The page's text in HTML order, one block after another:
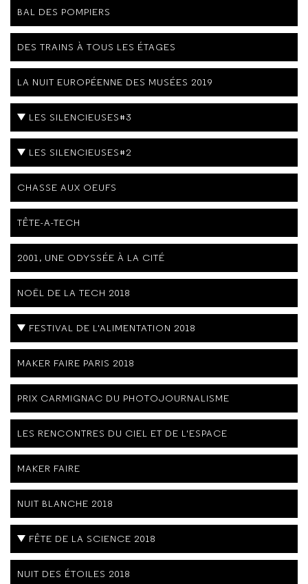
BAL DES POMPIERS
DES TRAINS À TOUS LES ÉTAGES
LA NUIT EUROPÉENNE DES MUSÉES 2019
LES SILENCIEUSES#3
LES SILENCIEUSES#2
CHASSE AUX OEUFS
TÊTE-A-TECH
2001, UNE ODYSSÉE À LA CITÉ
NOËL DE LA TECH 2018
FESTIVAL DE L'ALIMENTATION 2018
MAKER FAIRE PARIS 2018
PRIX CARMIGNAC DU PHOTOJOURNALISME
LES RENCONTRES DU CIEL ET DE L'ESPACE
MAKER FAIRE
NUIT BLANCHE 2018
FÊTE DE LA SCIENCE 2018
NUIT DES ÉTOILES 2018